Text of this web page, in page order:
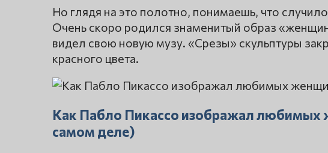
Но глядя на это полотно, понимаешь, что
Очень скоро родился знаменитый образ
видел свою новую музу. «Срезы» скульптуры
красного цвета.
Как Пабло Пикассо изображал любимых
самом деле)